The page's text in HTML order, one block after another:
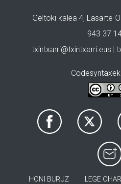
Geltoki kalea 4, Lasarte-
943 37
txintxarri@txintxarri.eus |
HONI BURUZ LEGE